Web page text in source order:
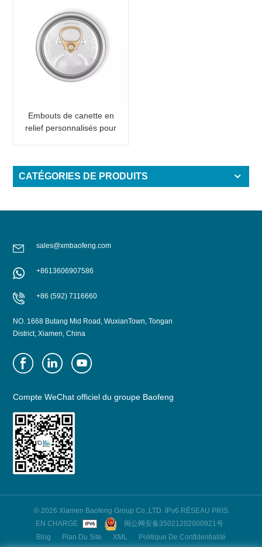
Embouts de canette en
relief personnalisés pour
CATÉGORIES DE PRODUITS
sales@xmbaofeng.com
+8613606907586
+86 (592) 7116660
NO. 1668 Butang Mid Road, WuxianTown, Tongan
District, Xiamen, China
Compte WeChat officiel du groupe Baofeng
© 2026 Xiamen Baofeng Group Co.,LTD. IPv6 RÉSEAU PRIS
EN CHARGE
闽公网安备35021202000921号
Blog
Plan Du Site XML Politique De Confidentialité